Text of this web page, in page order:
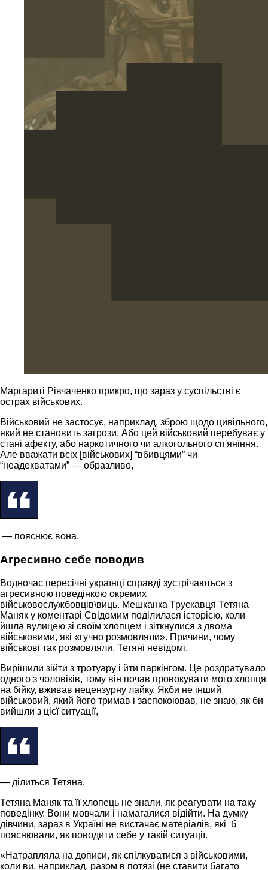
Маргариті Рівчаченко прикро, що зараз у суспільстві є
острах військових.
Військовий не застосує, наприклад, зброю щодо цивільного,
який не становить загрози. Або цей військовий перебуває у
стані афекту, або наркотичного чи алкогольного сп'яніння.
Але вважати всіх [військових] “вбивцями” чи
“неадекватами” — образливо,
— пояснює вона.
Агресивно себе поводив
Водночас пересічні українці справді зустрічаються з
агресивною поведінкою окремих
військовослужбовців\виць. Мешканка Трускавця Тетяна
Маняк у коментарі Свідомим поділилася історією, коли
йшла вулицею зі своїм хлопцем і зіткнулися з двома
військовими, які «гучно розмовляли». Причини, чому
військові так розмовляли, Тетяні невідомі.
Вирішили зійти з тротуару і йти паркінгом. Це роздратувало
одного з чоловіків, тому він почав провокувати мого хлопця
на бійку, вживав нецензурну лайку. Якби не інший
військовий, який його тримав і заспокоював, не знаю, як би
вийшли з цієї ситуації,
— ділиться Тетяна.
Тетяна Маняк та її хлопець не знали, як реагувати на таку
поведінку. Вони мовчали і намагалися відійти. На думку
дівчини, зараз в Україні не вистачає матеріалів, які б
пояснювали, як поводити себе у такій ситуації.
«Натрапляла на дописи, як спілкуватися з військовими,
коли ви, наприклад, разом в потязі (не ставити багато